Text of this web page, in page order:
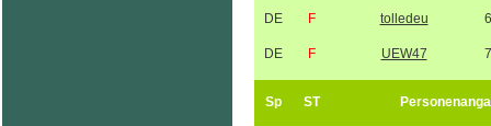
DE F tolledeu
DE F UEW47
Sp ST